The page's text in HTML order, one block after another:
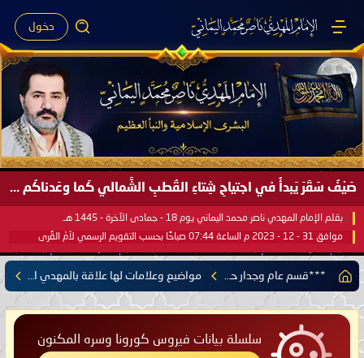
دخول
صَيْفُ سَقَرَ يَبدأُ في اجتياحِ شِتاءِ القُطبِ الشَّمالي كَما وعَدناكُم بالحقِّ لعَامِكم هذا (1445 هـ) ..
بقلم الإمام المهدي ناصر محمد اليماني يوم 18 - جمادى الآخرة - 1445 هـ
موافق 31 - 12 - 2023 م الساعة 07:44 صباحًا بحسب التقويم الرسمي لأمّ القُرى
سلسلة بيانات فيروس كورونا وسره المكنون